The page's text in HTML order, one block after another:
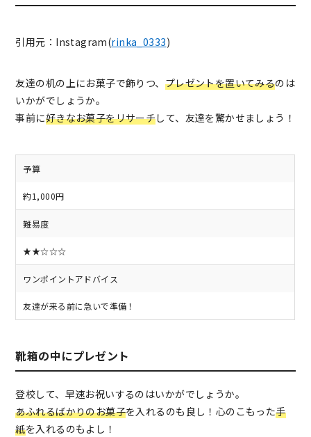
引用元：Instagram(rinka_0333)
友達の机の上にお菓子で飾りつ、 プレゼントを置いてみるのは
いかがでしょうか。
事前に好きなお菓子をリサーチして、友達を驚かせましょう！
予算
約1,000円
難易度
★★☆☆☆
ワンポイントアドバイス
友達が来る前に急いで準備！
靴箱の中にプレゼント
登校して、早速お祝いするのはいかがでしょうか。
あふれるばかりのお菓子を入れるのも良し！心のこもった手
紙を入れるのもよし！